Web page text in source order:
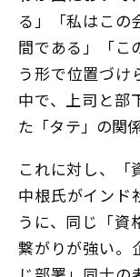
る」「私はこの
間である」「こ
う形で位置づけ
中で、上司と部
た「タテ」の関
これに対し、「
中根氏がインド
うに、同じ「資
繋がりが強い。